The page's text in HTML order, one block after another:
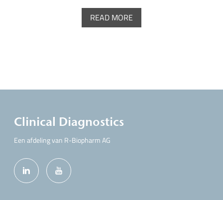
READ MORE
Clinical Diagnostics
Een afdeling van R-Biopharm AG